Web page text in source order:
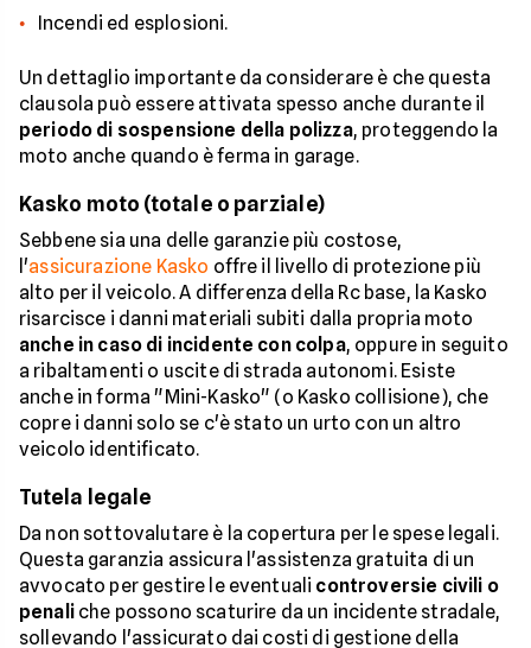
Incendi ed esplosioni.
Un dettaglio importante da considerare è che questa
clausola può essere attivata spesso anche durante il
periodo di sospensione della polizza, proteggendo la
moto anche quando è ferma in garage.
Kasko moto (totale o parziale)
Sebbene sia una delle garanzie più costose,
l'assicurazione Kasko offre il livello di protezione più
alto per il veicolo. A differenza della Rc base, la Kasko
risarcisce i danni materiali subiti dalla propria moto
anche in caso di incidente con colpa, oppure in seguito
a ribaltamenti o uscite di strada autonomi. Esiste
anche in forma "Mini-Kasko" (o Kasko collisione), che
copre i danni solo se c'è stato un urto con un altro
veicolo identificato.
Tutela legale
Da non sottovalutare è la copertura per le spese legali.
Questa garanzia assicura l'assistenza gratuita di un
avvocato per gestire le eventuali controversie civili o
penaliche possono scaturire da un incidente stradale,
sollevando l'assicurato dai costi di gestione della